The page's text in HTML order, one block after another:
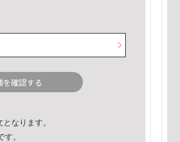
確認する
なります。
。